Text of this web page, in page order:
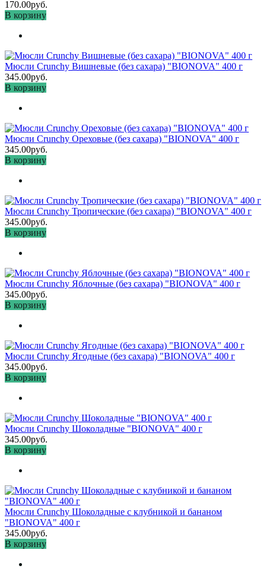
170.00руб.
В корзину
Мюсли Crunchy Вишневые (без сахара) "BIONOVA" 400 г
345.00руб.
В корзину
Мюсли Crunchy Ореховые (без сахара) "BIONOVA" 400 г
345.00руб.
В корзину
Мюсли Crunchy Тропические (без сахара) "BIONOVA" 400 г
345.00руб.
В корзину
Мюсли Crunchy Яблочные (без сахара) "BIONOVA" 400 г
345.00руб.
В корзину
Мюсли Crunchy Ягодные (без сахара) "BIONOVA" 400 г
345.00руб.
В корзину
Мюсли Crunchy Шоколадные "BIONOVA" 400 г
345.00руб.
В корзину
Мюсли Crunchy Шоколадные с клубникой и бананом
"BIONOVA" 400 г
345.00руб.
В корзину